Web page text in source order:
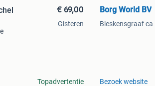
€ 69,00
Gisteren
Topadvertentie
Borg World BV
Bleskensgraaf ca
Bezoek website